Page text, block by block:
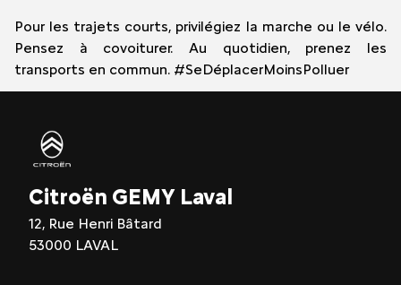
Pour les trajets courts, privilégiez la marche ou le vélo.
Pensez à covoiturer. Au quotidien, prenez les
transports en commun. #SeDéplacerMoinsPolluer
Citroën GEMY Laval
12, Rue Henri Bâtard
53000 LAVAL